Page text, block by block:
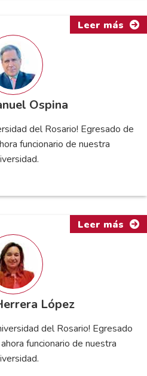
Ospina
del Rosario! Egresado de
funcionario de nuestra
Leer más
López
del Rosario! Egresado
funcionario de nuestra
Leer más